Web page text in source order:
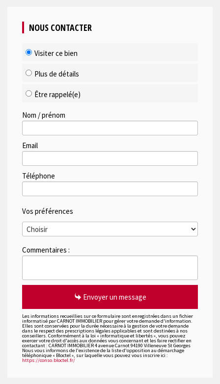
NOUS CONTACTER
Visiter ce bien
Plus de détails
Être rappelé(e)
Nom / prénom
Email
Téléphone
Vos préférences
Commentaires :
Envoyer un message
Les informations recueillies sur ce formulaire sont enregistrées dans un fichier
informatisé par CARNOT IMMOBILIER pour gérer votre demande d'information.
Elles sont conservées pour la durée nécessaire à la gestion de votre demande
dans le respect des prescriptions légales applicables et sont destinées à nos
conseillers. Conformément à la loi « informatique et libertés », vous pouvez
exercer votre droit d'accès aux données vous concernant et les faire rectifier en
contactant : CARNOT IMMOBILIER 4 avenue Carnot 94190 Villeneuve St Georges
Nous vous informons de l'existence de la liste d'opposition au démarchage
téléphonique « Bloctel », sur laquelle vous pouvez vous inscrire ici :
https://conso.bloctel.fr/